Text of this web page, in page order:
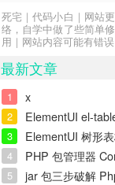
死宅｜代码小白｜网站
络，自学中做了些简单
用｜网站内容可能有错
最新文章
1 x
2 ElementUI el-table 使
3 ElementUI 树形表
4 PHP 包管理器
5 jar 包三步破解